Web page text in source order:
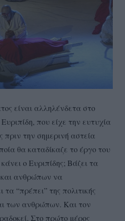
είναι αλληλένδετα στο
που είχε την ευτυχία
πριν την σημερινή αστεία
θα καταδίκαζε το έργο του
ο Ευριπίδης; Βάζει τα
και ανθρώπων να
“πρέπει” της πολιτικής
των ανθρώπων. Και τον
Στο πρώτο μέρος